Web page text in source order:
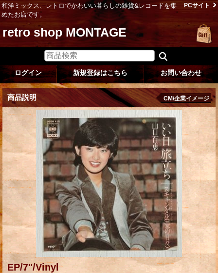
和洋ミックス、レトロでかわいい暮らしの雑貨&レコードを集
めたお店です。
PCサイト
retro shop MONTAGE
ログイン 新規登録はこちら お問い合わせ
商品説明 CM/企業イメージ
EP/7"/Vinyl